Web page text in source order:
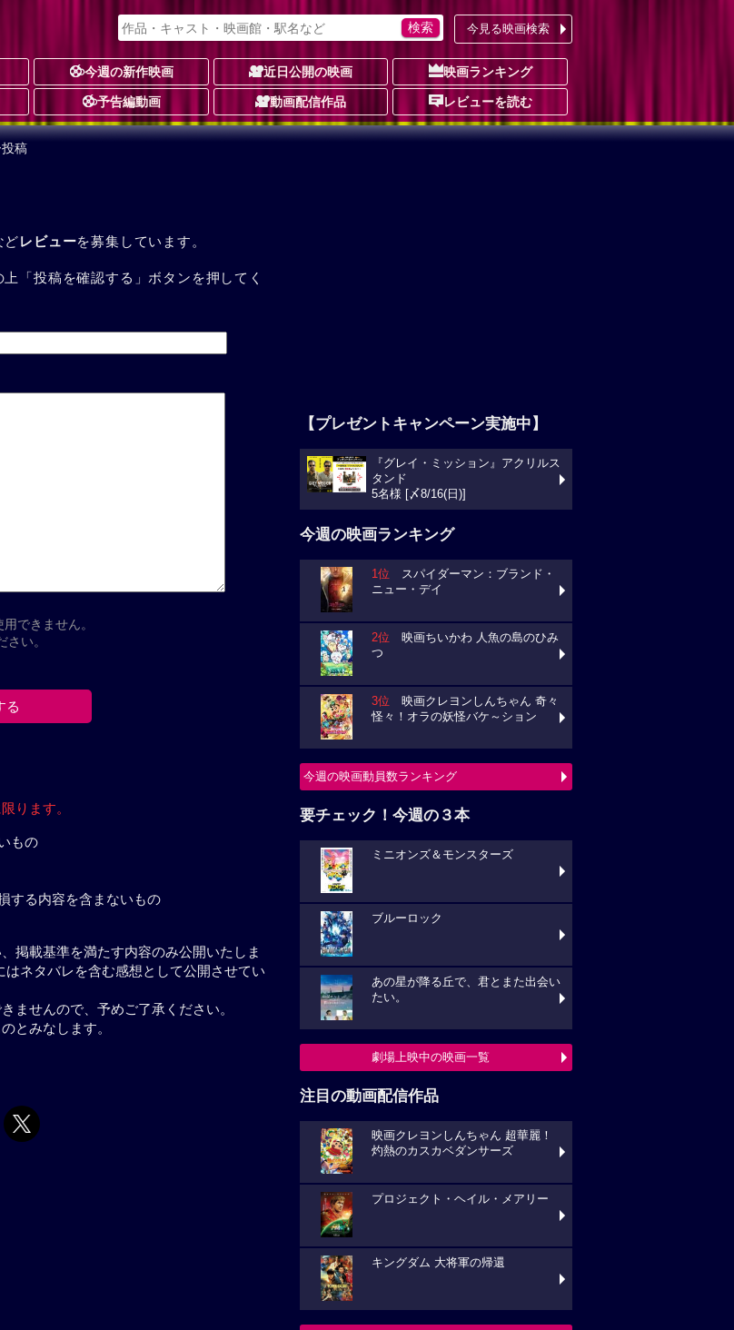
今見る映画検索
今週の新作映画 近日公開の映画 映画ランキング
予告編動画 動画配信作品 レビューを読む
稿
どレビューを募集しています。
上「投稿を確認する」ボタンを押してく
できません。
い。
ります。
もの
する内容を含まないもの
掲載基準を満たす内容のみ公開いたしま
ネタバレを含む感想として公開させてい
ませんので、予めご了承ください。
とみなします。
【プレゼントキャンペーン実施中】
『グレイ・ミッション』アクリルス
タンド
5名様 [〆8/16(日)]
今週の映画ランキング
1位 スパイダーマン：ブランド・
ニュー・デイ
2位 映画ちいかわ 人魚の島のひみ
つ
3位 映画クレヨンしんちゃん 奇々
怪々！オラの妖怪バケ～ション
今週の映画動員数ランキング
要チェック！今週の３本
ミニオンズ＆モンスターズ
ブルーロック
あの星が降る丘で、君とまた出会い
たい。
劇場上映中の映画一覧
注目の動画配信作品
映画クレヨンしんちゃん 超華麗！
灼熱のカスカベダンサーズ
プロジェクト・ヘイル・メアリー
キングダム 大将軍の帰還